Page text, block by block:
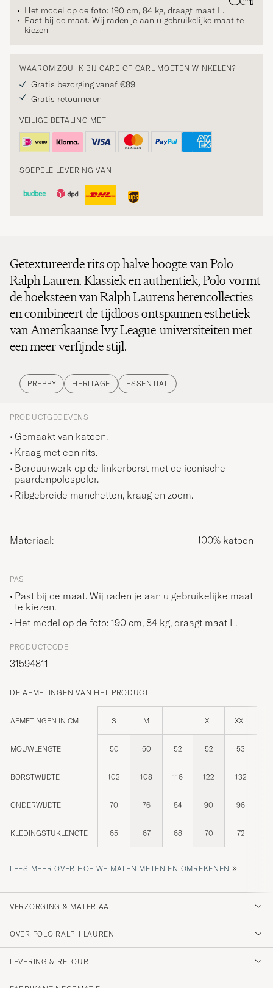
Het model op de foto: 190 cm, 84 kg, draagt maat L.
Past bij de maat. Wij raden je aan u gebruikelijke maat te
kiezen.
WAAROM ZOU IK BIJ CARE OF CARL MOETEN WINKELEN?
Gratis bezorging vanaf €89
Gratis retourneren
VEILIGE BETALING MET
SOEPELE LEVERING VAN
Getextureerde rits op halve hoogte van Polo
Ralph Lauren. Klassiek en authentiek, Polo vormt
de hoeksteen van Ralph Laurens herencollecties
en combineert de tijdloos ontspannen esthetiek
van Amerikaanse Ivy League-universiteiten met
een meer verfijnde stijl.
PREPPY HERITAGE ESSENTIAL
PRODUCTGEGEVENS
Gemaakt van katoen.
Kraag met een rits.
Borduurwerk op de linkerborst met de iconische
paardenpolospeler.
Ribgebreide manchetten, kraag en zoom.
Materiaal: 100% katoen
PAS
Past bij de maat. Wij raden je aan u gebruikelijke maat
te kiezen.
Het model op de foto: 190 cm, 84 kg, draagt maat L .
PRODUCTCODE
31594811
DE AFMETINGEN VAN HET PRODUCT
AFMETINGEN IN CM S M L XL XXL
MOUWLENGTE 50 50 52 52 53
BORSTWIJDTE 102 108 116 122 132
ONDERWIJDTE 70 76 84 90 96
KLEDINGSTUKLENGTE 65 67 68 70 72
LEES MEER OVER HOE WE MATEN METEN EN OMREKENEN »
VERZORGING & MATERIAAL
OVER POLO RALPH LAUREN
LEVERING & RETOUR